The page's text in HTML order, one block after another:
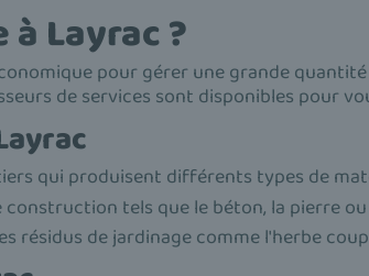
Layrac ?
pour gérer une grande
de services sont disponibles pour
qui produisent différents types de
tels que le béton, la pierre
résidus de jardinage comme l'herbe